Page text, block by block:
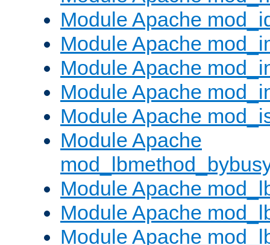
Module Apache
Module Apache
Module Apache
Module Apache
Module Apache
Module Apache
Module Apache
Module Apache
Module Apache